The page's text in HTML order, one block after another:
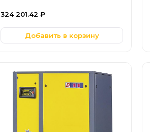
324 201.42 ₽
Добавить в корзину